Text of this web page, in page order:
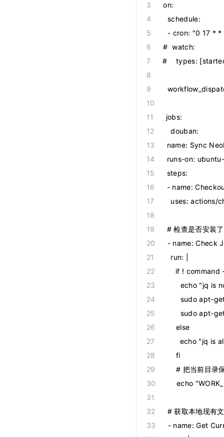
on:
  schedule
:
  -
cron: "0 17 * *
#  watch:
#    types:
jobs:
  douban
:
name: Sync
runs-on:
steps:
- name:
  uses
: actions/
# 检查是否安装
- name: Check
  run
:
if ! command
echo "jq is
sudo apt-
sudo apt-
    else
echo "jq is
    fi
# 把当前目
echo
# 获取本地现有
- name: Get